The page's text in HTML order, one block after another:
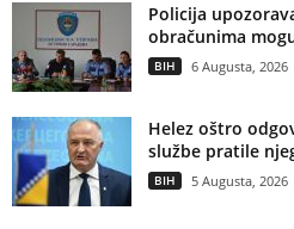
Policija
obračunima
BIH 6 Augusta, 2026
Helez oštro
službe pratile
BIH 5 Augusta, 2026